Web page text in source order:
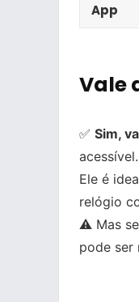
App
Vale
✅ Sim,
acessível.
Ele é
relógio
⚠️ Mas
pode ser